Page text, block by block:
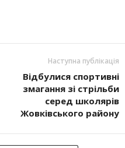
Наступна публікація
Відбулися спортивні
змагання зі стрільби
серед школярів
Жовківського району